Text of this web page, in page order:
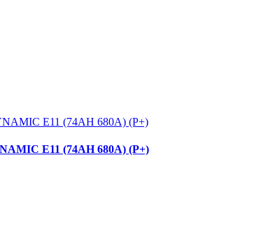
E11 (74AH 680A) (P+)